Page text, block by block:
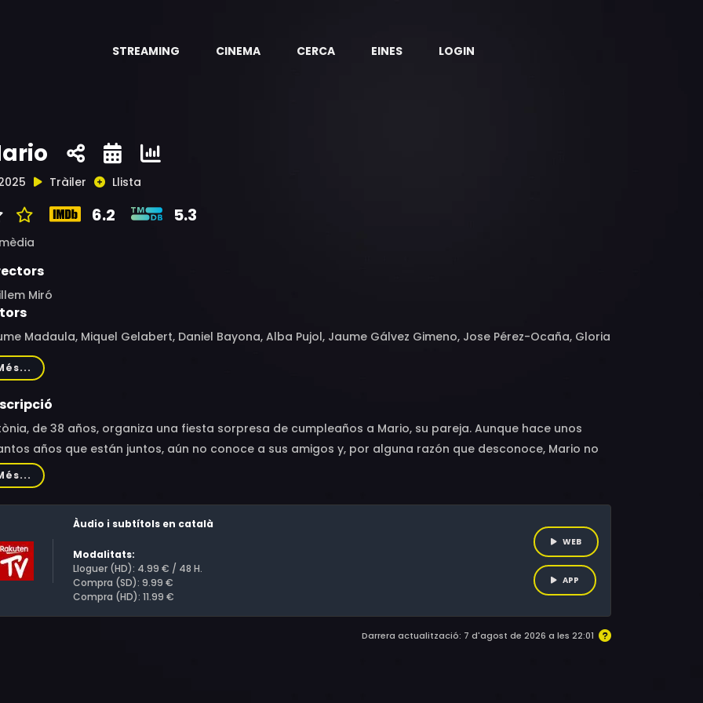
STREAMING CINEMA CERCA EINES LOGIN
Tràiler Llista
6.2 5.3
Miró
Madaula, Miquel Gelabert, Daniel Bayona, Alba Pujol, Jaume Gálvez Gimeno, Jose Pérez-Ocaña, Gloria
José Pérez Ocaña, Raquel Ferri, Aimar Vega
de 38 años, organiza una fiesta sorpresa de cumpleaños a Mario, su pareja. Aunque hace unos
años que están juntos, aún no conoce a sus amigos y, por alguna razón que desconoce, Mario no
sus cumpleaños. La familia de Antònia le adora. Mario es la pareja que todo el mundo querría tener.
uno entre un millón. Sus amigos le idolatran. Pero tras muchos elogios, ellos empiezan a descubrir que
historias que Mario ha contado se contradicen y no encajan con el Mario al que todos conocen.
es en realidad Mario?
Àudio i subtítols en català
Modalitats:
Lloguer (HD): 4.99 € / 48 H.
Compra (SD): 9.99 €
Compra (HD): 11.99 €
WEB
APP
Darrera actualització: 7 d'agost de 2026 a les 22:01